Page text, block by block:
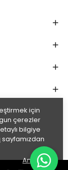
için
çerezler
bilgiye
sayfamızdan
Anladım